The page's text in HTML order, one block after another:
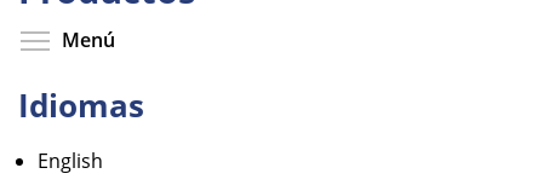
Menú
Idiomas
English